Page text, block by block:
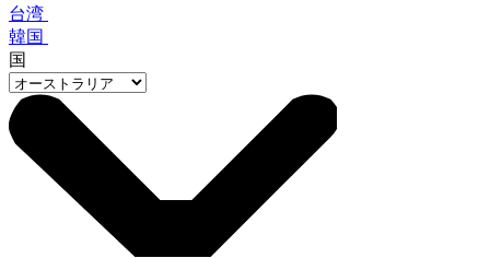
台湾
韓国
国